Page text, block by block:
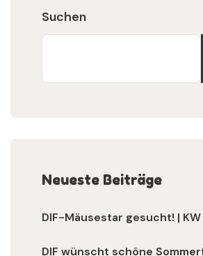
Suchen
Neueste Beiträge
DIF-Mäusestar gesucht! |
DIF wünscht schöne